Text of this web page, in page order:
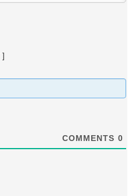
[
0